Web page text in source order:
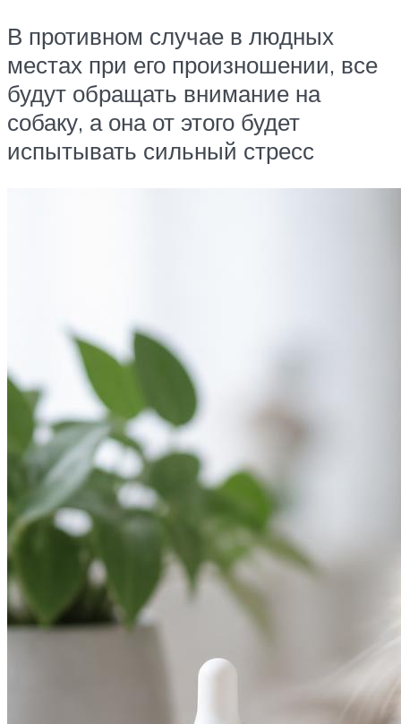
В противном случае в людных
местах при его произношении, все
будут обращать внимание на
собаку, а она от этого будет
испытывать сильный стресс